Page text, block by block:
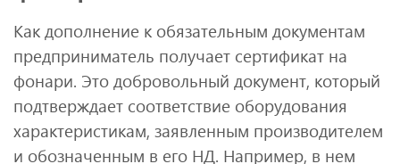
Как дополнение к обязательным документам
предприниматель получает сертификат на
фонари. Это добровольный документ, который
подтверждает соответствие оборудования
характеристикам, заявленным производителем
и обозначенным в его НД. Например, в нем